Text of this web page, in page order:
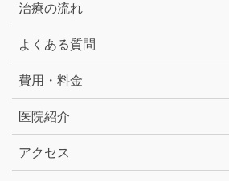
治療の流れ
よくある質問
費用・料金
医院紹介
アクセス